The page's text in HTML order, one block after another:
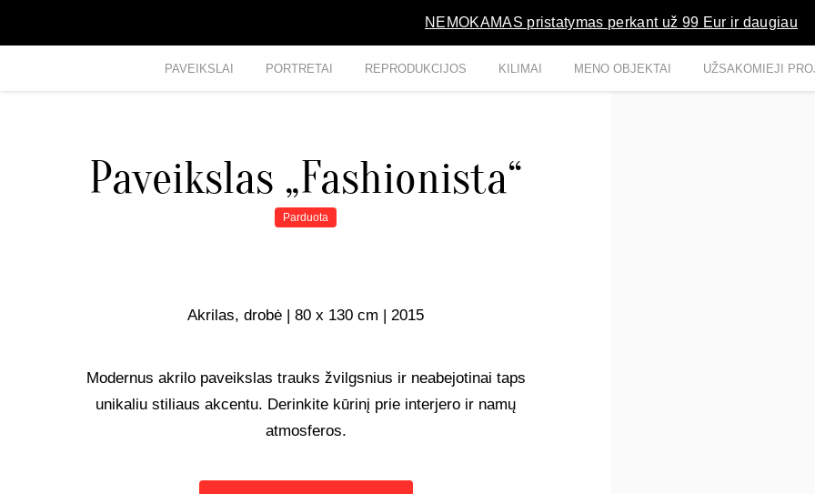
NEMOKAMAS pristatymas perkant už 99 Eur ir daugiau
PAVEIKSLAI PORTRETAI REPRODUKCIJOS KILIMAI MENO OBJEKTAI UŽSAKOMIEJI
Paveikslas „Fashionista“
Parduota
Akrilas, drobė | 80 x 130 cm | 2015
Modernus akrilo paveikslas trauks žvilgsnius ir neabejotinai taps
unikaliu stiliaus akcentu. Derinkite kūrinį prie interjero ir namų
atmosferos.